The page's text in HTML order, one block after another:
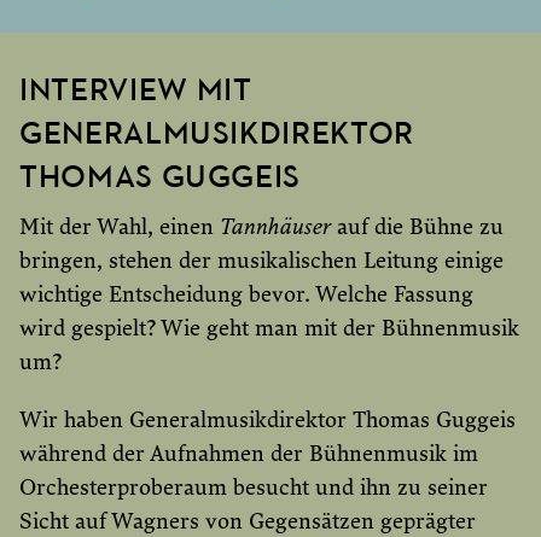
INTERVIEW MIT
GENERALMUSIKDIREKTOR
THOMAS GUGGEIS
Mit der Wahl, einen Tannhäuserauf die Bühne zu
bringen, stehen der musikalischen Leitung einige
wichtige Entscheidung bevor. Welche Fassung
wird gespielt? Wie geht man mit der Bühnenmusik
um?
Wir haben Generalmusikdirektor Thomas Guggeis
während der Aufnahmen der Bühnenmusik im
Orchesterproberaum besucht und ihn zu seiner
Sicht auf Wagners von Gegensätzen geprägter